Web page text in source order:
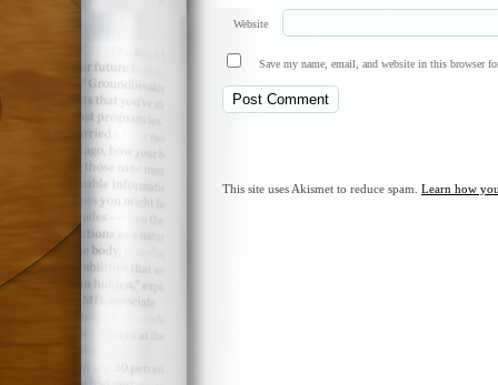
Website
Save my name, email, and website in this browser
This site uses Akismet to reduce spam. Learn how